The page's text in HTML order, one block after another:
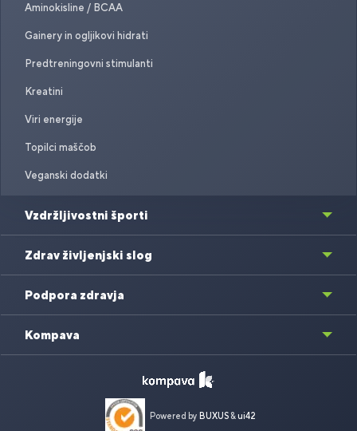
Aminokisline / BCAA
Gainery in ogljikovi hidrati
Predtreningovni stimulanti
Kreatini
Viri energije
Topilci maščob
Veganski dodatki
Vzdržljivostni športi
Zdrav življenjski slog
Podpora zdravja
Kompava
Powered by BUXUS&ui42